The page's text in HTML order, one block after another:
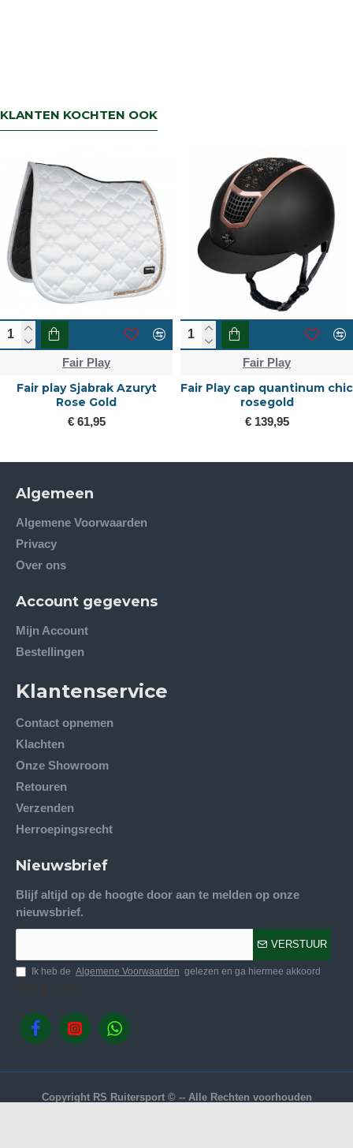
KLANTEN KOCHTEN OOK
Fair Play
Fair play Sjabrak Azuryt
Rose Gold
€ 61,95
Fair Play
Fair Play cap quantinum chic
rosegold
€ 139,95
Algemeen
Algemene Voorwaarden
Privacy
Over ons
Account gegevens
Mijn Account
Bestellingen
Klantenservice
Contact opnemen
Klachten
Onze Showroom
Retouren
Verzenden
Herroepingsrecht
Nieuwsbrief
Blijf altijd op de hoogte door aan te melden op onze
nieuwsbrief.
VERSTUUR
Ik heb de Algemene Voorwaarden gelezen en ga hiermee akkoord
Copyright RS Ruitersport © -- Alle Rechten voorhouden